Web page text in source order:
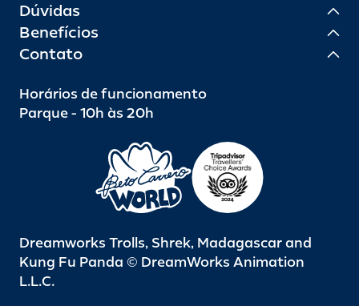
Dúvidas
Benefícios
Contato
Horários de funcionamento
Parque - 10h às 20h
Dreamworks Trolls, Shrek, Madagascar and
Kung Fu Panda © DreamWorks Animation
L.L.C.